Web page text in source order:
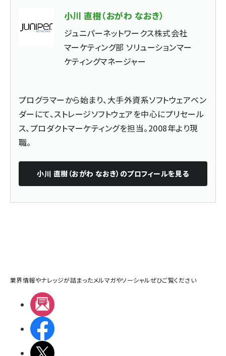
小川 直樹（おがわ なおき）
ジュニパーネットワークス株式会社
マーケティング部 ソリューションマー
ケティングマネージャー
プログラマーから始まり、大手外資系ソフトウェアベン
ダーにて、ストレージソフトウェアを中心にプリセール
ス、プロダクトマーケティングを担当。2008年より現
職。
小川 直樹（おがわ なおき） のプロフィールを見る
業界情報やナレッジが詰まったメルマガやソーシャルぜひご覧ください